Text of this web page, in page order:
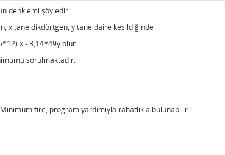
denklemi şöyledir:
x tane dikdörtgen, y tane daire kesildiğinde
- 3,14*49y olur.
sorulmaktadır.
fire, program yardımıyla rahatlıkla bulunabilir.